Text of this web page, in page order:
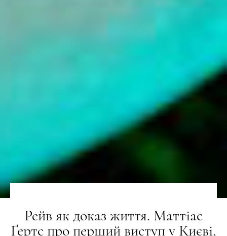
Рейв як доказ життя. Маттіас
Ґертс про перший виступ у Києві,